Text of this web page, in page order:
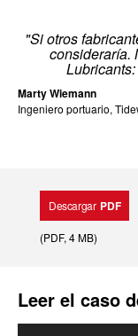
"Si otros
consideraría.
Marty Wiemann
Ingeniero portuario,
Descargar PDF
(PDF, 4 MB)
Leer el caso